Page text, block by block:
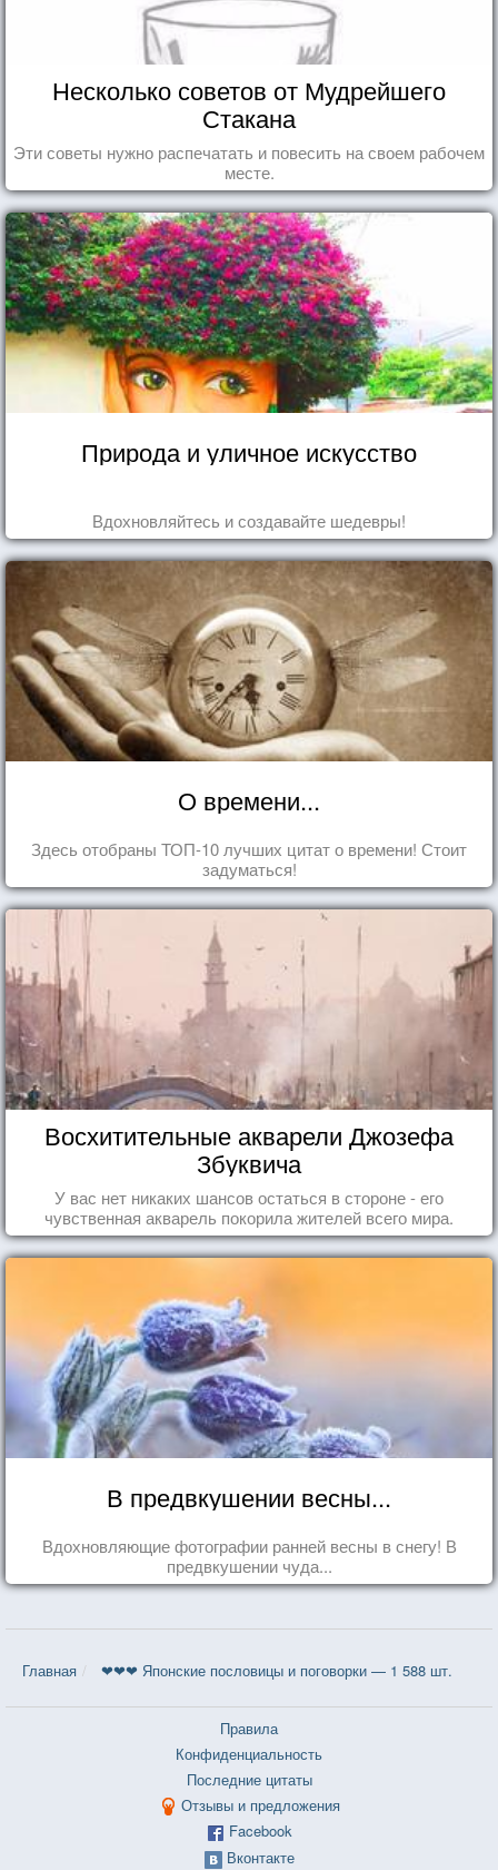
Несколько советов от Мудрейшего
Стакана
Эти советы нужно распечатать и повесить на своем рабочем
месте.
Природа и уличное искусство
Вдохновляйтесь и создавайте шедевры!
О времени...
Здесь отобраны ТОП-10 лучших цитат о времени! Стоит
задуматься!
Восхитительные акварели Джозефа
Збуквича
У вас нет никаких шансов остаться в стороне - его
чувственная акварель покорила жителей всего мира.
В предвкушении весны...
Вдохновляющие фотографии ранней весны в снегу! В
предвкушении чуда...
Главная ❤❤❤ Японские пословицы и поговорки — 1 588 шт.
Правила
Конфиденциальность
Последние цитаты
Отзывы и предложения
Facebook
Вконтакте